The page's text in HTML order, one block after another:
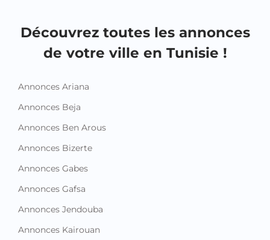
Découvrez toutes les annonces
de votre ville en Tunisie !
Annonces Ariana
Annonces Beja
Annonces Ben Arous
Annonces Bizerte
Annonces Gabes
Annonces Gafsa
Annonces Jendouba
Annonces Kairouan